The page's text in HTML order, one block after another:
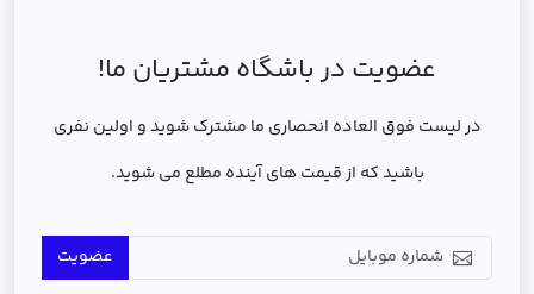
عضویت در باشگاه مشتریان ما!
در لیست فوق العاده انحصاری ما مشترک شوید و اولین نفری
باشید که از قیمت های آینده مطلع می شوید.
عضویت